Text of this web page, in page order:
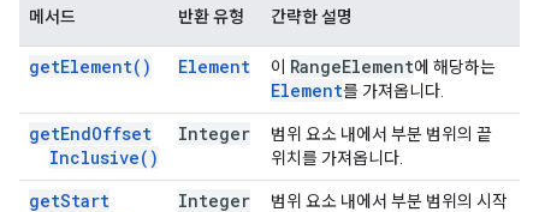
메서드 반환 유형 간략한 설명
getElement( ) Element 이 RangeElement에 해당하는
Element를 가져옵니다.
getEndOffset
Inclusive( )
Integer
범위 요소 내에서 부분 범위의 끝
위치를 가져옵니다.
getStart
Integer
범위 요소 내에서 부분 범위의 시작